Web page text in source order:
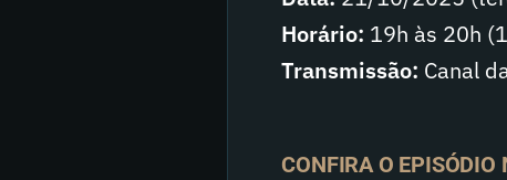
Horário: 19h às 20h
Transmissão: Canal
CONFIRA O EPISÓDIO